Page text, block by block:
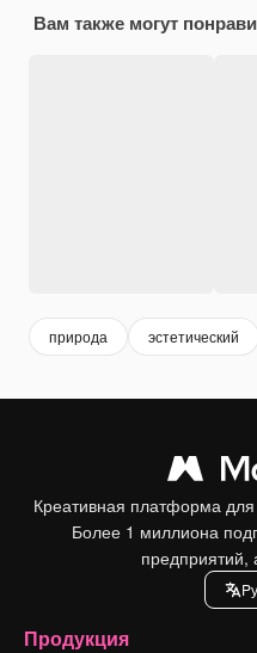
Вам также могут
природа эстетический
Креативная платформа
Более 1 миллиона
предприятий,
Продукция